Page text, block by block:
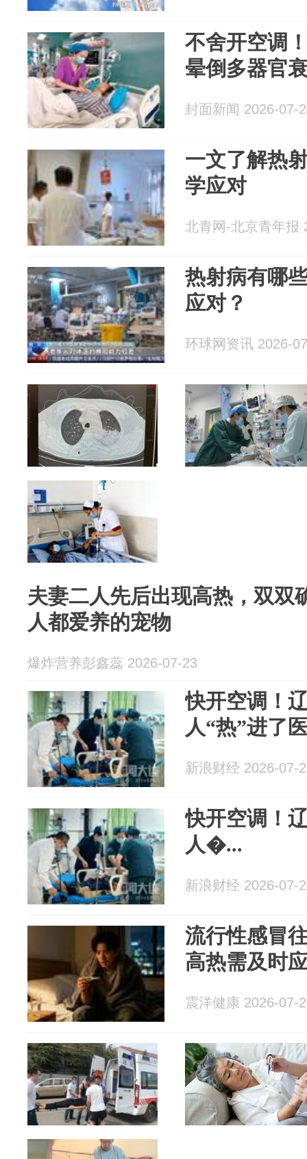
不舍开空调
晕倒多器官
封面新闻 2026-07-
一文了解热
学应对
北青网-北京青年报
热射病有哪
应对？
环球网资讯 2026-
夫妻二人先后出现高热，双双
人都爱养的宠物
爆炸营养彭鑫蕊 2026-07-23
快开空调！
人“热”进了
新浪财经 2026-07-
快开空调！
人�...
新浪财经 2026-07-
流行性感冒
高热需及时
震洋健康 2026-07-